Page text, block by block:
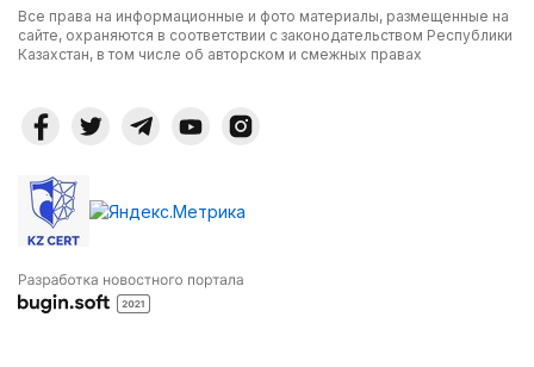
Все права на информационные и фото материалы, размещенные на
сайте, охраняются в соответствии с законодательством Республики
Казахстан, в том числе об авторском и смежных правах